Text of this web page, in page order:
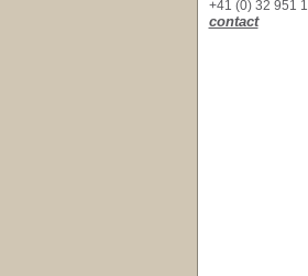
+41 (0) 32 951
contact